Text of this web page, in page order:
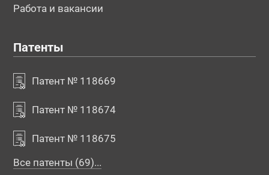
Работа и вакансии
Патенты
Патент № 118669
Патент № 118674
Патент № 118675
Все патенты (69)...